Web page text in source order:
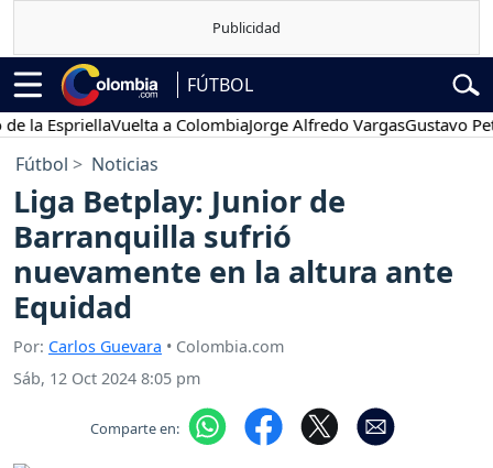
FÚTBOL
EspriellaVuelta a ColombiaJorge Alfredo VargasGustavo Petro
Fútbol Noticias
Liga Betplay: Junior de
Barranquilla sufrió
nuevamente en la altura ante
Equidad
Por: Carlos Guevara • Colombia.com
Sáb, 12 Oct 2024 8:05 pm
Comparte en: